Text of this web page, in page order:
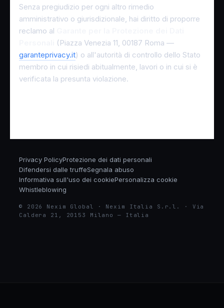
Senza pregiudizio per ogni altro rimedio
amministrativo o giurisdizionale, hai diritto di proporre
reclamo al
(Piazza Venezia 11, 00187 Roma —
garanteprivacy.it) o all'autorità di controllo dello Stato
membro in cui risiedi abitualmente, lavori o in cui si è
verificata la presunta violazione.
Privacy PolicyProtezione dei dati personali
Difendersi dalle truffeSegnala abuso
Informativa sull'uso dei cookiePersonalizza cookie
Whistleblowing
© 2026 Nexim Global · Nexim Italia S.r.l. · Via
Caldera 21, 20153 Milano — Italia